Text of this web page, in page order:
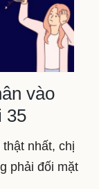
vào
35
nhất, chị
phải đối mặt